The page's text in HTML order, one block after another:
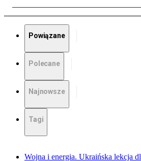
Powiązane
Polecane
Najnowsze
Tagi
Wojna i energia. Ukraińska lekcja